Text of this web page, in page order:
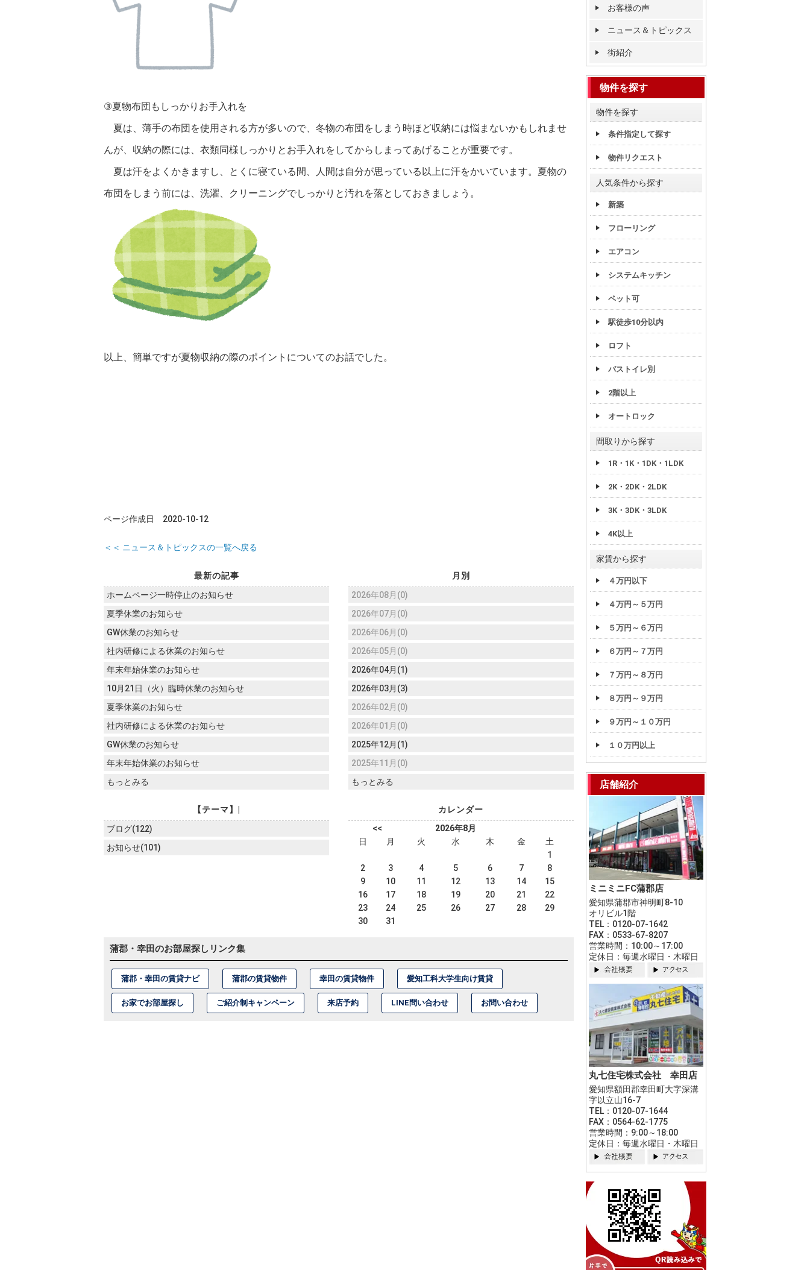
③夏物布団もしっかりお手入れを
夏は、薄手の布団を使用される方が多いので、冬物の布団をしまう時ほど収納には悩まないかもしれませ
んが、収納の際には、衣類同様しっかりとお手入れをしてからしまってあげることが重要です。
夏は汗をよくかきますし、とくに寝ている間、人間は自分が思っている以上に汗をかいています。夏物の
布団をしまう前には、洗濯、クリーニングでしっかりと汚れを落としておきましょう。
以上、簡単ですが夏物収納の際のポイントについてのお話でした。
ページ作成日 2020-10-12
＜＜ ニュース＆トピックスの一覧へ戻る
最新の記事
ホームページ一時停止のお知らせ
夏季休業のお知らせ
GW休業のお知らせ
社内研修による休業のお知らせ
年末年始休業のお知らせ
10月21日（火）臨時休業のお知らせ
夏季休業のお知らせ
社内研修による休業のお知らせ
GW休業のお知らせ
年末年始休業のお知らせ
もっとみる
月別
2026年08月(0)
2026年07月(0)
2026年06月(0)
2026年05月(0)
2026年04月(1)
2026年03月(3)
2026年02月(0)
2026年01月(0)
2025年12月(1)
2025年11月(0)
もっとみる
【テーマ】|
ブログ(122)
お知らせ(101)
カレンダー
<<
2026年8月
日
月 火 水 木 金
土
1
2
3 4 5 6 7
8
9
10 11 12 13 14
15
16
17 18 19 20 21
22
23
24 25 26 27 28
29
30
31
蒲郡・幸田のお部屋探しリンク集
蒲郡・幸田の賃貸ナビ 蒲郡の賃貸物件 幸田の賃貸物件 愛知工科大学生向け賃貸
お家でお部屋探し ご紹介制キャンペーン 来店予約 LINE問い合わせ お問い合わせ
お客様の声
ニュース＆トピックス
街紹介
物件を探す
物件を探す
条件指定して探す
物件リクエスト
人気条件から探す
新築
フローリング
エアコン
システムキッチン
ペット可
駅徒歩10分以内
ロフト
バストイレ別
2階以上
オートロック
間取りから探す
1R・1K・1DK・1LDK
2K・2DK・2LDK
3K・3DK・3LDK
4K以上
家賃から探す
４万円以下
４万円～５万円
５万円～６万円
６万円～７万円
７万円～８万円
８万円～９万円
９万円～１０万円
１０万円以上
店舗紹介
ミニミニFC蒲郡店
愛知県蒲郡市神明町8-10
オリビル1階
TEL：0120-07-1642
FAX：0533-67-8207
営業時間：10:00～17:00
定休日：毎週水曜日・木曜日
丸七住宅株式会社 幸田店
愛知県額田郡幸田町大字深溝
字以立山16-7
TEL：0120-07-1644
FAX：0564-62-1775
営業時間：9:00～18:00
定休日：毎週水曜日・木曜日